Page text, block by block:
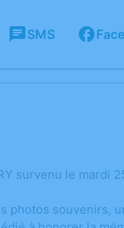
SMS
survenu le mardi
photos souvenirs,